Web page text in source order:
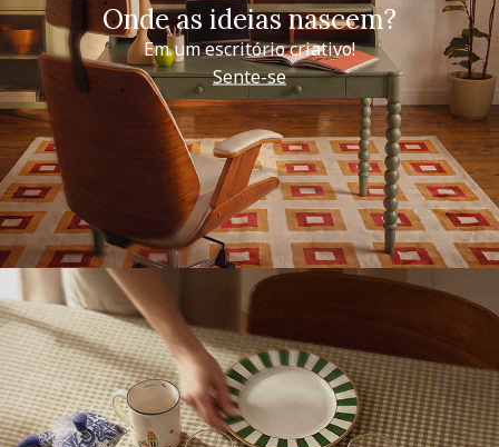
Onde as ideias nascem?
Em um escritório criativo!
Sente-se